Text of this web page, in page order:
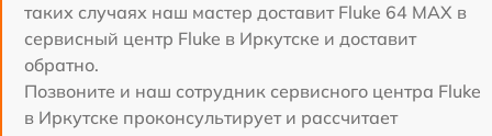
таких случаях наш мастер доставит Fluke 64 MAX в
сервисный центр Fluke в Иркутске и доставит
обратно.
Позвоните и наш сотрудник сервисного центра Fluke
в Иркутске проконсультирует и рассчитает